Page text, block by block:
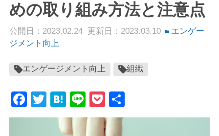
セミナー情報
HRコラム
お知らせ
めの取り組み方法と注意点
公開日：2023.02.24 更新日：2023.03.10
エンゲー
ジメント向上
エンゲージメント向上 組織
Facebook
Twitter
Hatena
LinePocket
有